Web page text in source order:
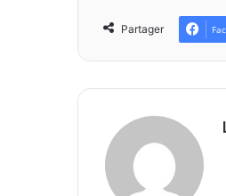
Partager